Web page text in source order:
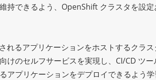
持できるよう、OpenShift クラスタを設定
れるアプリケーションをホストするクラ
のセルフサービスを実現し、CI/CD ツー
アプリケーションをデプロイできるよう学